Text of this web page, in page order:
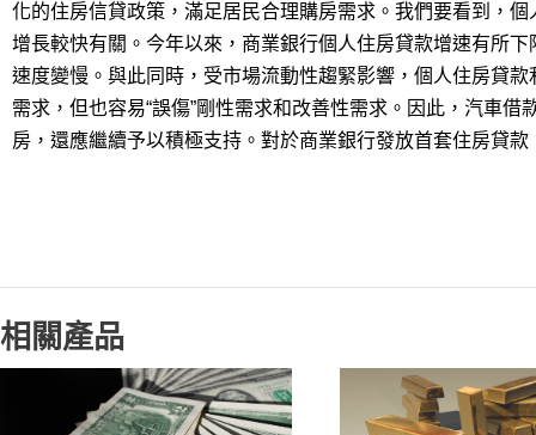
化的住房信貸政策，滿足居民合理購房需求。我們要看到，
增長較快有關。今年以來，商業銀行個人住房貸款增速有所
速度變慢。與此同時，受市場流動性趨緊影響，個人住房貸
需求，但也容易“誤傷”剛性需求和改善性需求。因此，汽車
房，還應繼續予以積極支持。對於商業銀行發放首套住房貸
相關產品